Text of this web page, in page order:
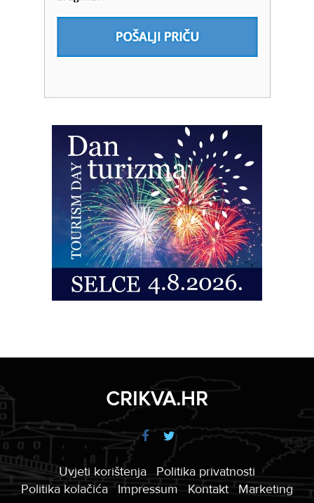
CRIKVA.HR
Uvjeti korištenja
Politika privatnosti
Politika kolačića
Impressum Kontakt Marketing